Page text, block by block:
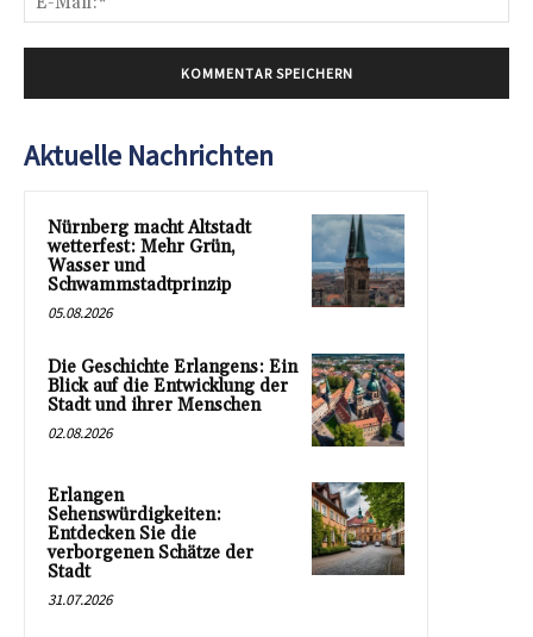
Aktuelle Nachrichten
Nürnberg macht Altstadt
wetterfest: Mehr Grün,
Wasser und
Schwammstadtprinzip
05.08.2026
Die Geschichte Erlangens: Ein
Blick auf die Entwicklung der
Stadt und ihrer Menschen
02.08.2026
Erlangen
Sehenswürdigkeiten:
Entdecken Sie die
verborgenen Schätze der
Stadt
31.07.2026